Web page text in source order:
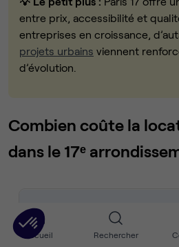
Accueil Rechercher
entre prix, accessibilité et
entreprises en croissance,
projets urbains viennent
d’évolution.
Combien coûte la
dans le 17ᵉ
Type d’espace
Espace de coworking